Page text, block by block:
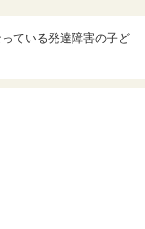
ている発達障害の子ど